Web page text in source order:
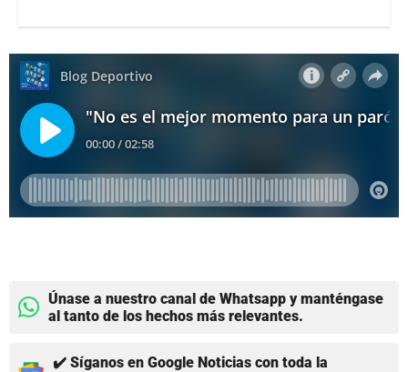
Únase a nuestro canal de Whatsapp y manténgase
al tanto de los hechos más relevantes.
✔️ Síganos en Google Noticias con toda la